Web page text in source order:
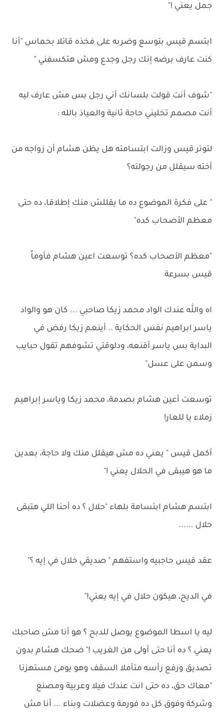
جمل يعني !"
ابتسم قيس بتوسع وضربه على فخذه قائلا بحماس "أنا
كنت عارف برضه إنك رجل وجدع ومش هتكسفني "
"شوف أنت قولت بلسانك أني رجل بس مش عارف ليه
أنت مصمم تخليني حاجة ثانية والعياذ بالله :
لتوتر قيس وزالت ابتسامته هل يظن هشام أن زواجه من
أخته سيقلل من رجولته؟
" على فكرة الموضوع ده ما يقللش منك إطلاقا، ده حتى
معظم الأصحاب كده"
"معظم الأصحاب كده؟ توسعت اعين هشام فأوماً
قيس بسرعة
اه والله عندك الواد محمد زيكا صاحبي ... كان هو والواد
ياسر ابراهيم نفس الحكاية .. أينعم زيكا رفض في
البداية بس ياسر أقنعه، ودلوقتي تشوفهم تقول حبايب
وسمن على عسل"
توسعت أعين هشام بصدمة، محمد زيكا وياسر إبراهيم
زملاء يا للعار!
أكمل قيس " يعني ده مش هيقلل منك ولا حاجة، بعدين
ما هو هيبقى في الحلال يعني !"
ابتسم هشام ابتسامة بلهاء "حلال ؟ ده أحنا اللي هتبقى
حلال ......
عقد قيس حاجبيه واستفهم " صديقي خلال في إيه ؟"
في الديح، هيكون حلال في إيه يعني!"
ليه يا اسطا الموضوع يوصل للدبح ؟ هو أنا مش صاحبك
يعني ؟ ده أنا حتى أولى من الغريب !" ضحك هشام بدون
تصديق ورفع رأسه متأملا السقف وهو يومئ مستهزنا
"معاك حق، ده حتى انت عندك فيلا وعربية ومصنع
وشركة وفوق كل ده فورمة وعضلات وبناء ... أنا مش